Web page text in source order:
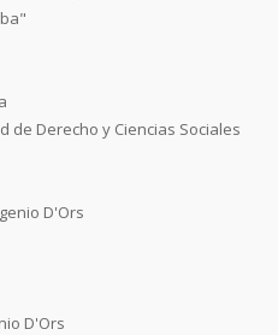
de Derecho y Ciencias Sociales
D'Ors
D'Ors